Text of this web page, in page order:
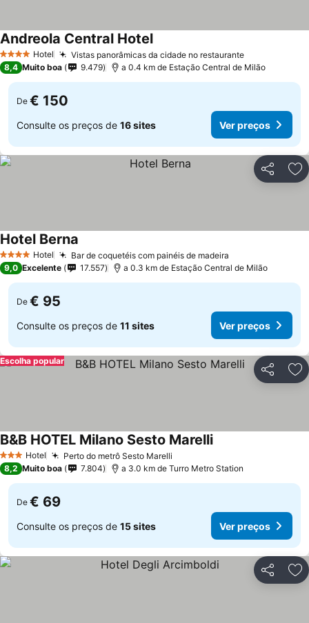
4 EstrelasHotel Vistas panorâmicas da cidade no restaurante
Andreola Central Hotel
8,4 Muito boa 9.479 a 0.4 km de Estação Central de Milão
De € 150
Consulte os preços de 16 sites Ver preços
Partilhar
4 EstrelasHotel Bar de coquetéis com painéis de madeira
Hotel Berna
9,0 Excelente 17.557 a 0.3 km de Estação Central de Milão
De € 95
Consulte os preços de 11 sites Ver preços
Partilhar
Escolha popular
3 EstrelasHotel Perto do metrô Sesto Marelli
B&B HOTEL Milano Sesto Marelli
8,2 Muito boa 7.804 a 3.0 km de Turro Metro Station
De € 69
Consulte os preços de 15 sites Ver preços
Partilhar